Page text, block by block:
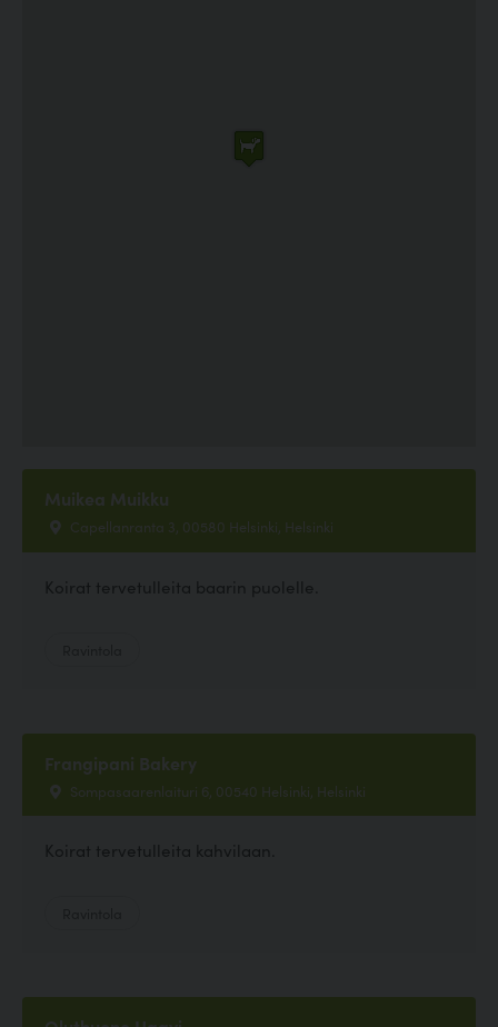
Muikea Muikku
Capellanranta 3, 00580 Helsinki, Helsinki
Koirat tervetulleita baarin puolelle.
Frangipani Bakery
Sompasaarenlaituri 6, 00540 Helsinki, Helsinki
Koirat tervetulleita kahvilaan.